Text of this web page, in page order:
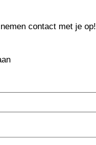
contact met je op!